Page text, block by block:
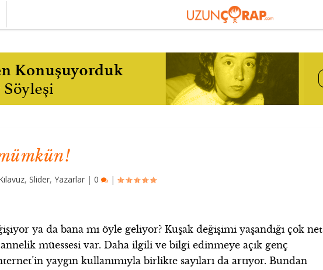
,Slider,Yazarlar |0 |
ya da bana mı öyle geliyor? Kuşak değişimi yaşandığı çok net
müessesi var. Daha ilgili ve bilgi edinmeye açık genç
yaygın kullanımıyla birlikte sayıları da artıyor. Bundan